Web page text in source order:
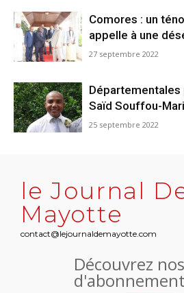
Comores : un
appelle à une
27 septembre 2022
Départementales
Saïd Souffou-
25 septembre 2022
le Journal
Mayotte
contact@lejournaldemayotte.com
Découvrez